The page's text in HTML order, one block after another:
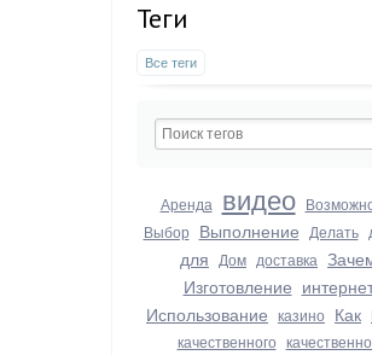
Теги
Все теги
Аренда видео
Выбор Выполнение Делать
для Дом доставка
Изготовление
Использование казино Как
качественного